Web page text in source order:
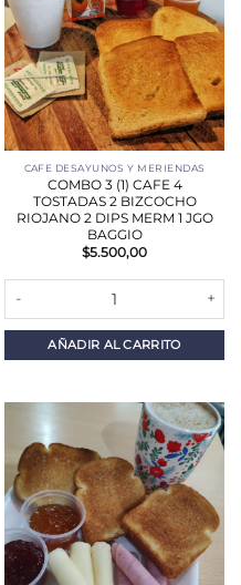
CAFE DESAYUNOS Y MERIENDAS
COMBO 3 (1) CAFE 4
TOSTADAS 2 BIZCOCHO
RIOJANO 2 DIPS MERM 1 JGO
BAGGIO
$5.500,00
AÑADIR AL CARRITO